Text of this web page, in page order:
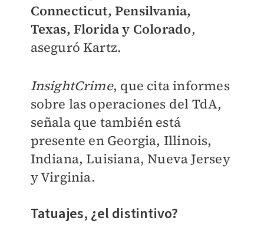
Connecticut, Pensilvania,
Texas, Florida y Colorado,
aseguró Kartz.
InsightCrime, que cita informes
sobre las operaciones del TdA,
señala que también está
presente en Georgia, Illinois,
Indiana, Luisiana, Nueva Jersey
y Virginia.
Tatuajes, ¿el distintivo?